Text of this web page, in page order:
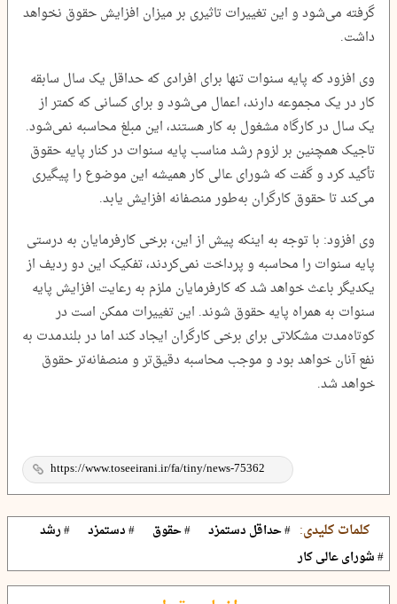
گرفته می‌شود و این تغییرات تاثیری بر میزان افزایش حقوق نخواهد
داشت.
وی افزود که پایه سنوات تنها برای افرادی که حداقل یک سال سابقه
کار در یک مجموعه دارند، اعمال می‌شود و برای کسانی که کمتر از
یک سال در کارگاه مشغول به کار هستند، این مبلغ محاسبه نمی‌شود.
تاجیک همچنین بر لزوم رشد مناسب پایه سنوات در کنار پایه حقوق
تأکید کرد و گفت که شورای عالی کار همیشه این موضوع را پیگیری
می‌کند تا حقوق کارگران به‌طور منصفانه افزایش یابد.
وی افزود: با توجه به اینکه پیش از این، برخی کارفرمایان به درستی
پایه سنوات را محاسبه و پرداخت نمی‌کردند، تفکیک این دو ردیف از
یکدیگر باعث خواهد شد که کارفرمایان ملزم به رعایت افزایش پایه
سنوات به همراه پایه حقوق شوند. این تغییرات ممکن است در
کوتاه‌مدت مشکلاتی برای برخی کارگران ایجاد کند اما در بلندمدت به
نفع آنان خواهد بود و موجب محاسبه دقیق‌تر و منصفانه‌تر حقوق
خواهد شد.
کلمات کلیدی: # حداقل دستمزد # حقوق # دستمزد
# رشد
# شورای عالی کار